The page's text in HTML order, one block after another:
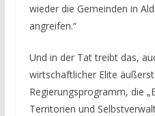
wieder die Gemeinden in
angreifen.“
Und in der Tat treibt das,
wirtschaftlicher Elite
Regierungsprogramm, die
Territorien und